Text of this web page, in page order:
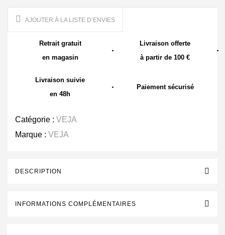
AJOUTER À LA LISTE D’ENVIES
Retrait gratuit
en magasin
Livraison offerte
à partir de 100 €
Livraison suivie
en 48h
Paiement sécurisé
Catégorie : VEJA
Marque : VEJA
DESCRIPTION
INFORMATIONS COMPLÉMENTAIRES